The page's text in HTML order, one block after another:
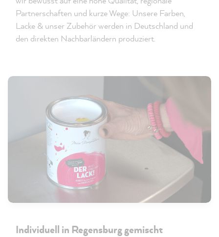
Partnerschaften und kurze Wege: Unsere Farben,
Lacke & unser Zubehör werden in Deutschland und
den direkten Nachbarländern produziert.
Individuell in Regensburg gemischt